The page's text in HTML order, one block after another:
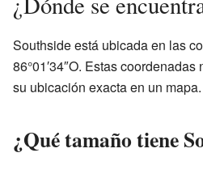
Southside está ubicada en las
86°01′34″O. Estas
su ubicación exacta en un mapa.
¿Qué tamaño tiene